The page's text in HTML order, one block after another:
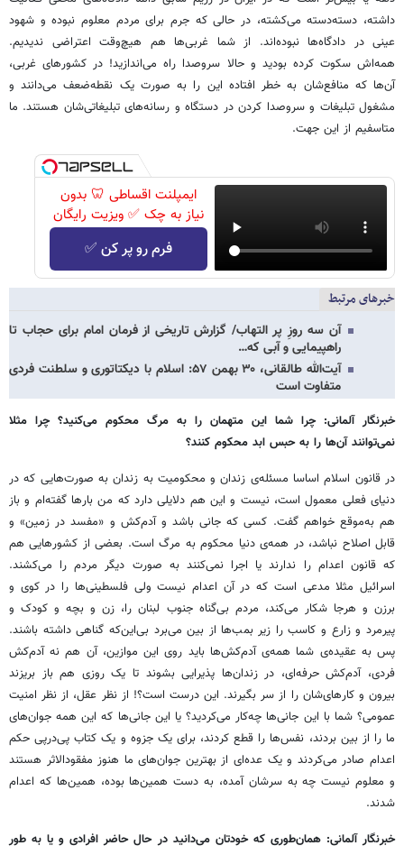
داشته، دسته‌دسته می‌کشته، در حالی که جرم برای مردم معلوم نبوده و شهود
عینی در دادگاه‌ها نبوده‌اند. از شما غربی‌ها هم هیچ‌وقت اعتراضی ندیدیم.
همه‌اش سکوت کرده بودید و حالا سروصدا راه می‌اندازید! در کشورهای غربی،
آن‌ها که منافع‌شان به خطر افتاده این را به صورت یک نقطه‌ضعف می‌دانند و
مشغول تبلیغات و سروصدا کردن در دستگاه و رسانه‌های تبلیغاتی‌شان هستند. ما
متاسفیم از این جهت.
ایمپلنت اقساطی 🦷 بدون
نیاز به چک ✅ ویزیت رایگان
فرم رو پر کن ✅
خبرهای مرتبط
آن سه روزِ پر التهاب/ گزارش تاریخی از فرمان امام برای حجاب تا
راهپیمایی و آبی که…
آیت‌الله طالقانی، ۳۰ بهمن ۵۷: اسلام با دیکتاتوری و سلطنت فردی
متفاوت است
خبرنگار آلمانی: چرا شما این متهمان را به مرگ محکوم می‌کنید؟ چرا مثلا
نمی‌توانند آن‌ها را به حبس ابد محکوم کنند؟
در قانون اسلام اساسا مسئله‌ی زندان و محکومیت به زندان به صورت‌هایی که در
دنیای فعلی معمول است، نیست و این هم دلایلی دارد که من بارها گفته‌ام و باز
هم به‌موقع خواهم گفت. کسی که جانی باشد و آدم‌کش و «مفسد در زمین» و
قابل اصلاح نباشد، در همه‌ی دنیا محکوم به مرگ است. بعضی از کشورهایی هم
که قانون اعدام را ندارند یا اجرا نمی‌کنند به صورت دیگر مردم را می‌کشند.
اسرائیل مثلا مدعی است که در آن اعدام نیست ولی فلسطینی‌ها را در کوی و
برزن و هرجا شکار می‌کند، مردم بی‌گناه جنوب لبنان را، زن و بچه و کودک و
پیرمرد و زارع و کاسب را زیر بمب‌ها از بین می‌برد بی‌این‌که گناهی داشته باشند.
پس به عقیده‌ی شما همه‌ی آدم‌کش‌ها باید روی این موازین، آن هم نه آدم‌کش
فردی، آدم‌کش حرفه‌ای، در زندان‌ها پذیرایی بشوند تا یک روزی هم باز بریزند
بیرون و کارهای‌شان را از سر بگیرند. این درست است؟! از نظر عقل، از نظر امنیت
عمومی؟ شما با این جانی‌ها چه‌کار می‌کردید؟ یا این‌ جانی‌ها که این همه جوان‌های
ما را از بین بردند، نفس‌ها را قطع کردند، برای یک جزوه و یک کتاب پی‌درپی حکم
اعدام صادر می‌کردند و یک عده‌ای از بهترین جوان‌های ما هنوز مفقودالاثر هستند
و معلوم نیست چه به سرشان آمده، به دست همین‌ها بوده، همین‌ها که اعدام
شدند.
خبرنگار آلمانی: همان‌طوری که خودتان می‌دانید در حال حاضر افرادی و یا به طور